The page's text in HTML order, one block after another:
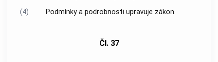
(4)
Podmínky a podrobnosti upravuje zákon.
Čl. 37